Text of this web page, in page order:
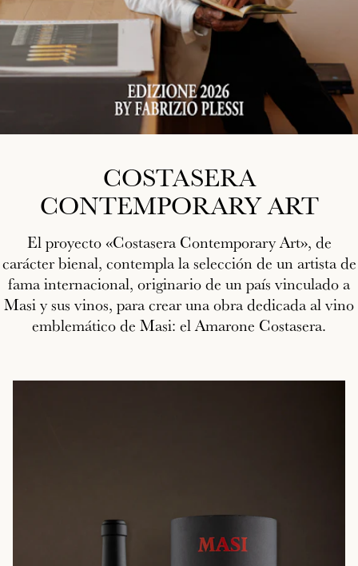
COSTASERA
CONTEMPORARY ART
El proyecto «Costasera Contemporary Art», de
carácter bienal, contempla la selección de un artista de
fama internacional, originario de un país vinculado a
Masi y sus vinos, para crear una obra dedicada al vino
emblemático de Masi: el Amarone Costasera.